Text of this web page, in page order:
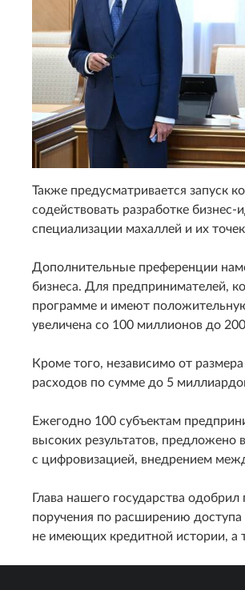
Также предусматривается запуск
содействовать разработке
специализации махаллей и их
Дополнительные преференции
бизнеса. Для предпринимателей,
программе и имеют
увеличена со 100 миллионов до
Кроме того, независимо от
расходов по сумме до 5
Ежегодно 100 субъектам
высоких результатов,
с цифровизацией, внедрением
Глава нашего государства
поручения по расширению доступа
не имеющих кредитной истории, а